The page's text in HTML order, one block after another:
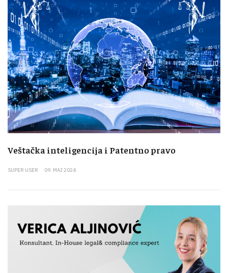
Veštačka inteligencija i Patentno pravo
SUPER USER 09. MAJ 2024.